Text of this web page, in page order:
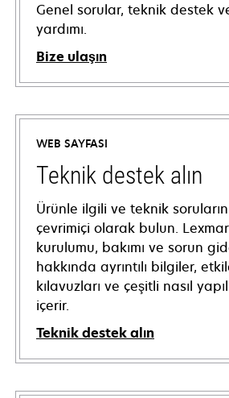
Genel sorular, teknik destek
yardımı.
Bize ulaşın
WEB SAYFASI
Teknik destek alın
Ürünle ilgili ve teknik soruların
çevrimiçi olarak bulun.
kurulumu, bakımı ve sorun
hakkında ayrıntılı bilgiler,
kılavuzları ve çeşitli nasıl
içerir.
Teknik destek alın
opens
in